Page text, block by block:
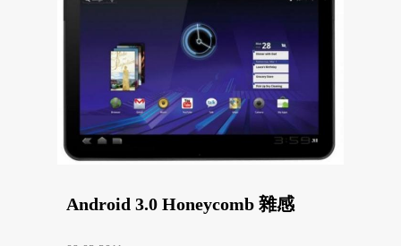
Android 3.0 Honeycomb 雜感